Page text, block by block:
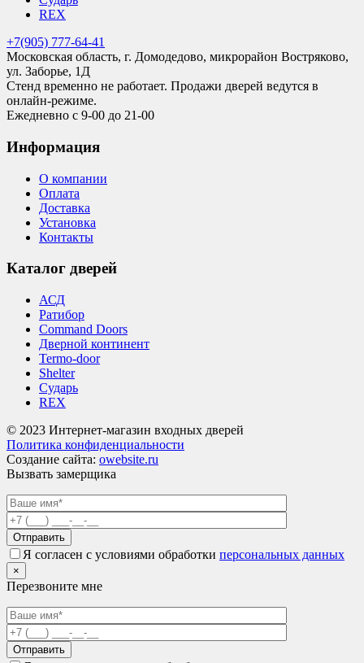
REX
+7(905) 777-64-41
Московская область, г. Домодедово, микрорайон Востряково,
ул. Заборье, 1Д
Стенд временно не работает. Продажи дверей ведутся в
онлайн-режиме.
Ежедневно с 9-00 до 21-00
Информация
О компании
Оплата
Доставка
Установка
Контакты
Каталог дверей
АСД
Ратибор
Command Doors
Дверной континент
Termo-door
Shelter
Сударь
REX
© 2023 Интернет-магазин входных дверей
Политика конфиденциальности
Создание сайта: owebsite.ru
Вызвать замерщика
Я согласен с условиями обработки персональных данных
×
Перезвоните мне